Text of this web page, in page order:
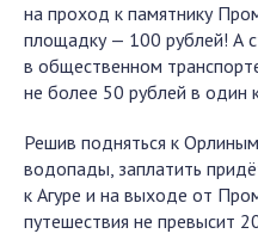
на проход к памятнику
площадку — 100 рублей! А
в общественном
не более 50 рублей в один
Решив подняться к
водопады, заплатить
к Агуре и на выходе от
путешествия не превысит